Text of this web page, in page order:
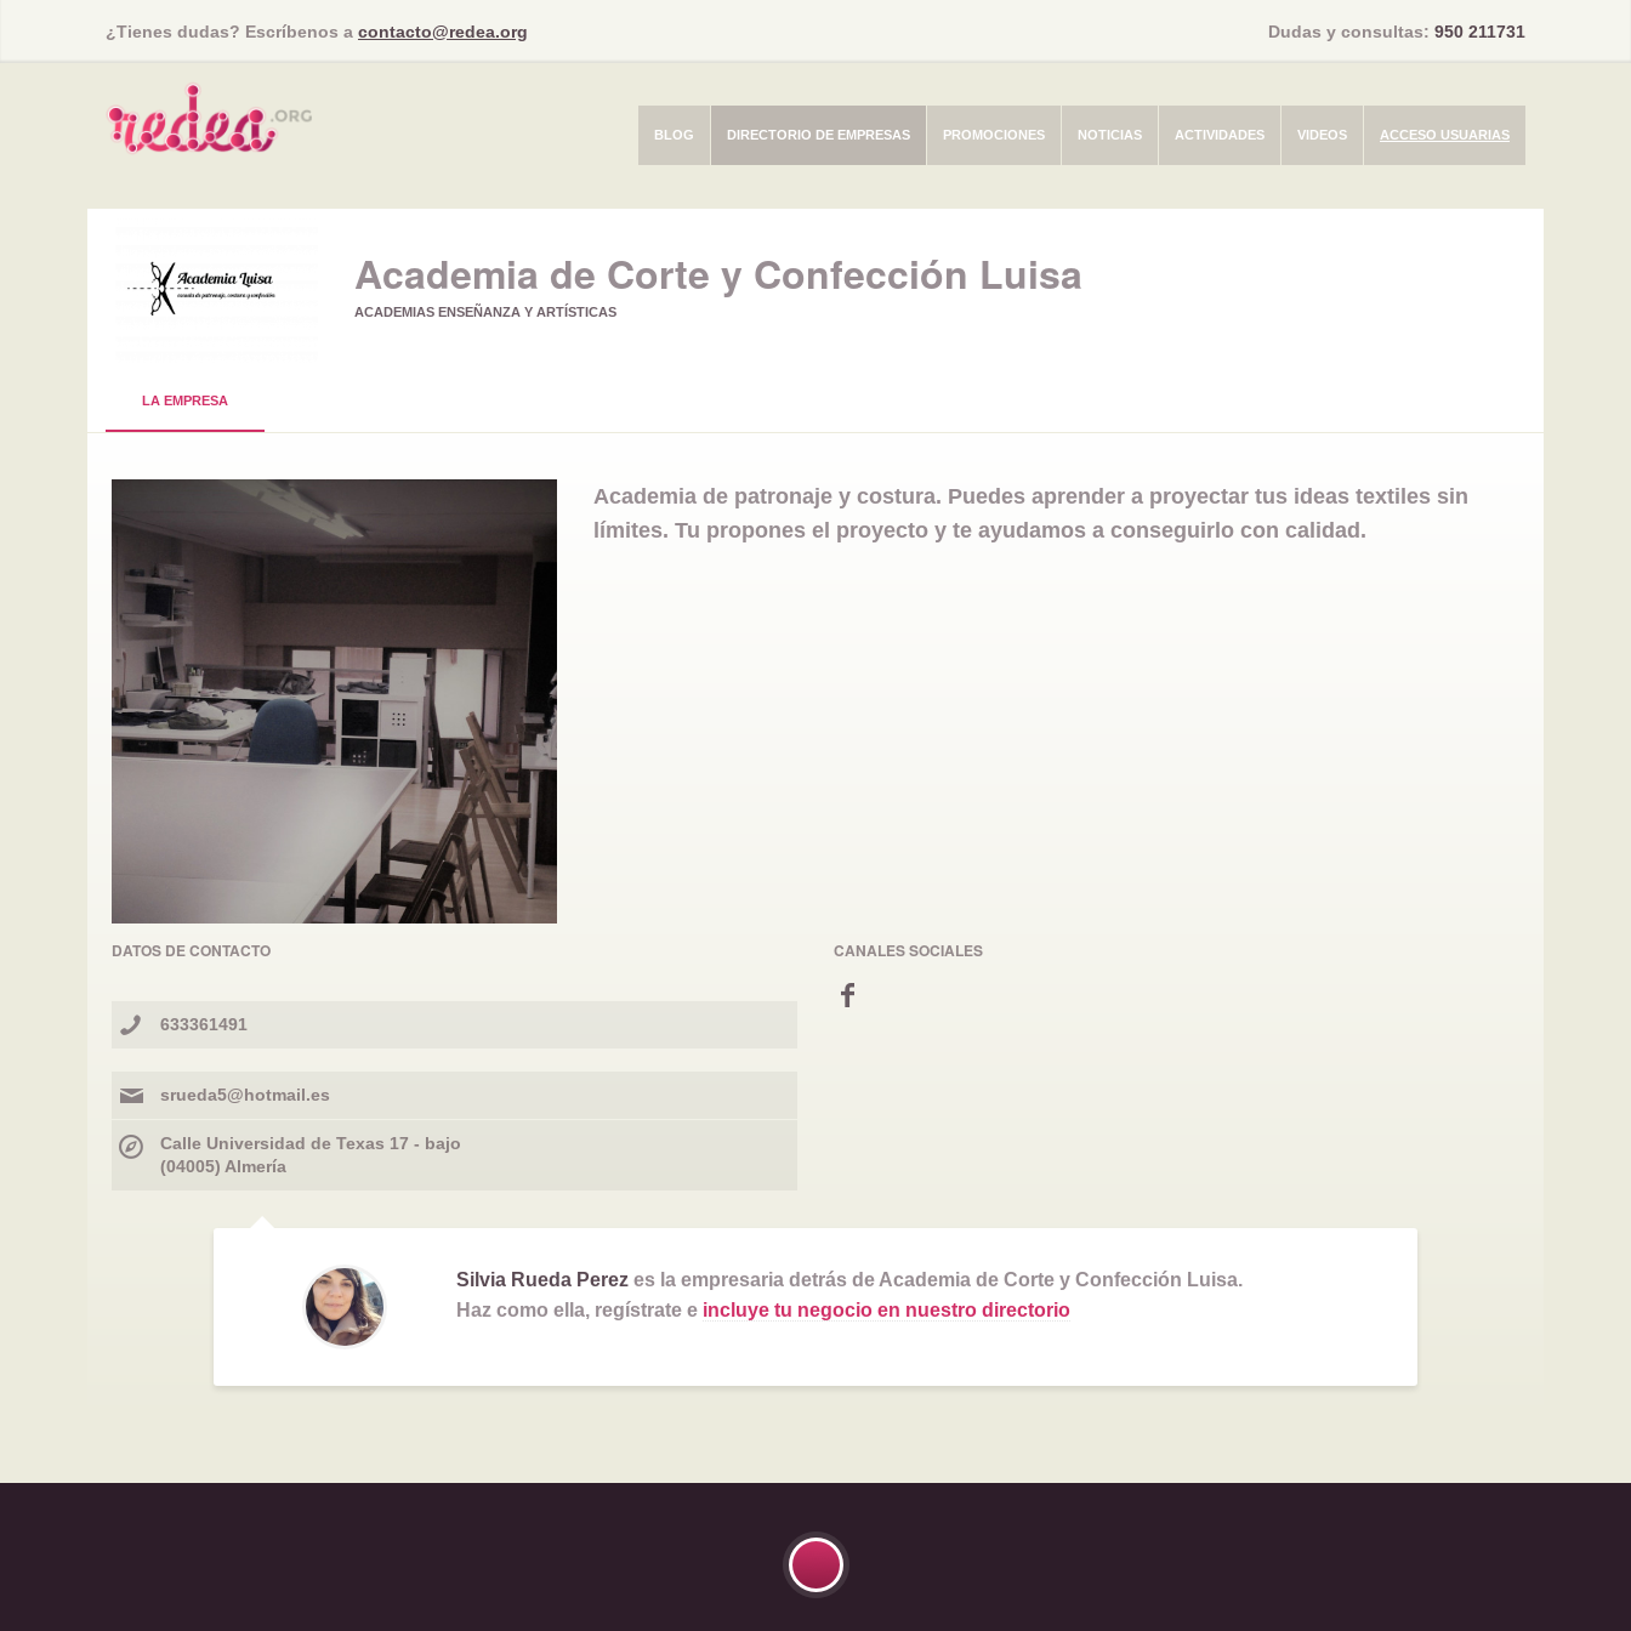
¿Tienes dudas? Escríbenos a contacto@redea.org Dudas y consultas: 950 211731
BLOG DIRECTORIO DE EMPRESAS PROMOCIONES NOTICIAS ACTIVIDADES VIDEOS ACCESO USUARIAS
Academia de Corte y Confección Luisa
ACADEMIAS ENSEÑANZA Y ARTÍSTICAS
LA EMPRESA
Academia de patronaje y costura. Puedes aprender a proyectar tus ideas textiles sin
límites. Tu propones el proyecto y te ayudamos a conseguirlo con calidad.
DATOS DE CONTACTO
633361491
srueda5@hotmail.es
Calle Universidad de Texas 17 - bajo
(04005) Almería
CANALES SOCIALES
Silvia Rueda Perez es la empresaria detrás de Academia de Corte y Confección Luisa.
Haz como ella, regístrate e incluye tu negocio en nuestro directorio